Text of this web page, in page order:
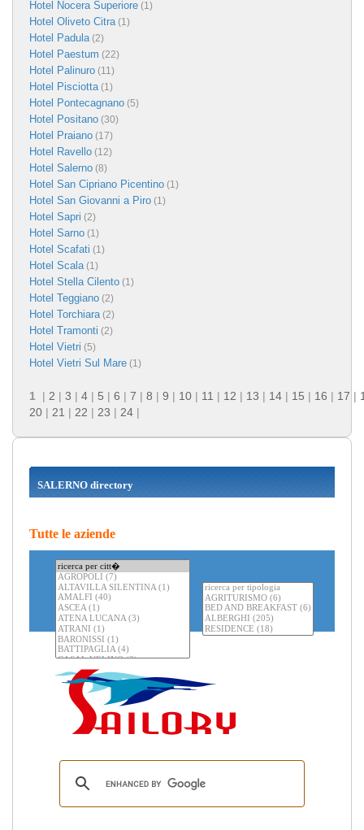
Hotel Nocera Superiore (1)
Hotel Oliveto Citra(1)
Hotel Padula(2)
Hotel Paestum (22)
Hotel Palinuro (11)
Hotel Pisciotta(1)
Hotel Pontecagnano (5)
Hotel Positano (30)
Hotel Praiano (17)
Hotel Ravello (12)
Hotel Salerno (8)
Hotel San Cipriano Picentino (1)
Hotel San Giovanni a Piro (1)
Hotel Sapri (2)
Hotel Sarno (1)
Hotel Scafati (1)
Hotel Scala(1)
Hotel Stella Cilento (1)
Hotel Teggiano (2)
Hotel Torchiara(2)
Hotel Tramonti (2)
Hotel Vietri (5)
Hotel Vietri Sul Mare (1)
1 | 2 | 3 | 4 | 5 | 6 | 7 | 8 | 9 | 10 | 11 | 12 | 13 | 14 | 15 | 16 | 17 |
20 | 21 | 22 | 23 | 24 |
SALERNO directory
Tutte le aziende